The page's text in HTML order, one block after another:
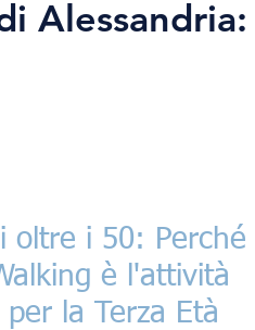
Alessandria:
oltre i 50: Perché il
è l'attività
la Terza Età